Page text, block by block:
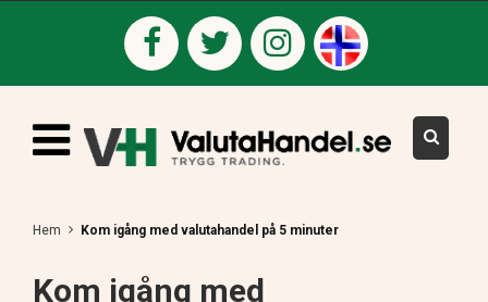
Hem Kom igång med valutahandel på 5 minuter
Kom igång med